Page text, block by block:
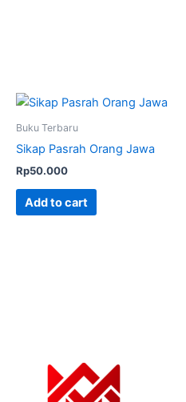
Buku Terbaru
Sikap Pasrah Orang Jawa
Rp50.000
Add to cart